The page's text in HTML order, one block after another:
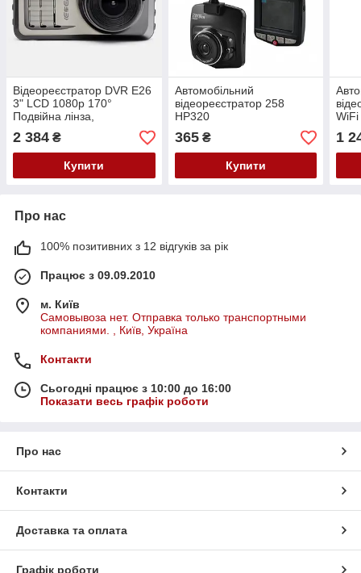
Відеореєстратор DVR E26
3" LCD 1080p 170°
Подвійна лінза,
Автомобільний реєстратор
ДВР E-26
2 384 ₴
Купити
Автомобільний
відеореєстратор 258
HP320
365₴
Купити
скло
1
Про нас
100% позитивних з 12 відгуків за рік
Працює з 09.09.2010
м. Київ
Самовывоза нет. Отправка только транспортными
компаниями. , Київ, Україна
Контакти
Сьогодні працює з 10:00 до 16:00
Показати весь графік роботи
Про нас
Контакти
Доставка та оплата
Графік роботи